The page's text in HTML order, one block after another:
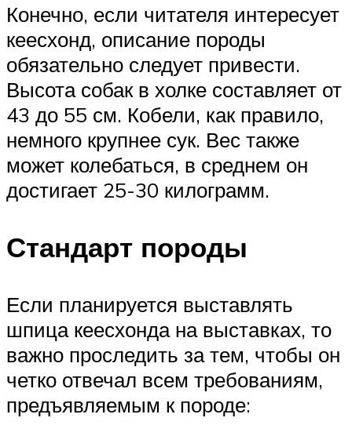
Конечно, если читателя интересует
кеесхонд, описание породы
обязательно следует привести.
Высота собак в холке составляет от
43 до 55 см. Кобели, как правило,
немного крупнее сук. Вес также
может колебаться, в среднем он
достигает 25-30 килограмм.
Стандарт породы
Если планируется выставлять
шпица кеесхонда на выставках, то
важно проследить за тем, чтобы он
четко отвечал всем требованиям,
предъявляемым к породе: